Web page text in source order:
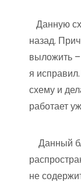
Данную
назад.
выложить
я
схему и
работает
Данный
не